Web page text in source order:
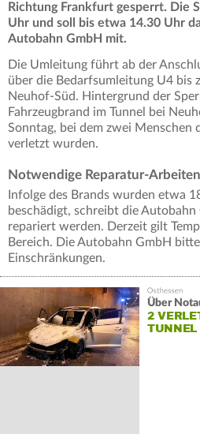
Richtung Frankfurt gesperrt. Die
Uhr und soll bis etwa 14.30 Uhr
Autobahn GmbH mit.
Die Umleitung führt ab der
über die Bedarfsumleitung U4 bis
Neuhof-Süd. Hintergrund der
Fahrzeugbrand im Tunnel bei
Sonntag, bei dem zwei Menschen
verletzt wurden.
Notwendige Reparatur-Arbeiten
Infolge des Brands wurden etwa
beschädigt, schreibt die
repariert werden. Derzeit gilt
Bereich. Die Autobahn GmbH
Einschränkungen.
Über
2
TUNNEL